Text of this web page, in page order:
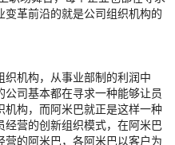
革前沿的就是公司组织机构的
机构，从事业部制的利润中
司基本都在寻求一种能够让员
构，而阿米巴就正是这样一种
营的创新组织模式，在阿米巴
的阿米巴，各阿米巴以客户为